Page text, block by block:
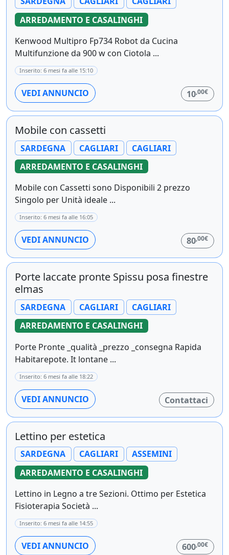
ARREDAMENTO E CASALINGHI
Kenwood Multipro Fp734 Robot da Cucina
Multifunzione da 900 w con Ciotola ...
Inserito: 6 mesi fa alle 15:10
VEDI ANNUNCIO 10,00€
Mobile con cassetti
SARDEGNA CAGLIARI
CAGLIARI
ARREDAMENTO E CASALINGHI
Mobile con Cassetti sono Disponibili 2 prezzo
Singolo per Unità ideale ...
Inserito: 6 mesi fa alle 16:05
VEDI ANNUNCIO 80,00€
Porte laccate pronte Spissu posa finestre
elmas
SARDEGNA CAGLIARI
CAGLIARI
ARREDAMENTO E CASALINGHI
Porte Pronte _qualità _prezzo _consegna Rapida
Habitarepote. It lontane ...
Inserito: 6 mesi fa alle 18:22
VEDI ANNUNCIO Contattaci
Lettino per estetica
SARDEGNA CAGLIARI
ASSEMINI
ARREDAMENTO E CASALINGHI
Lettino in Legno a tre Sezioni. Ottimo per Estetica
Fisioterapia Società ...
Inserito: 6 mesi fa alle 14:55
VEDI ANNUNCIO 600,00€